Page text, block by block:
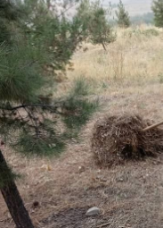
ДАР
«ОСОРХОНА
МАМНӮЪГОҲИ
ҶУМҲУРИЯВИИ
ДАНҒАРА»